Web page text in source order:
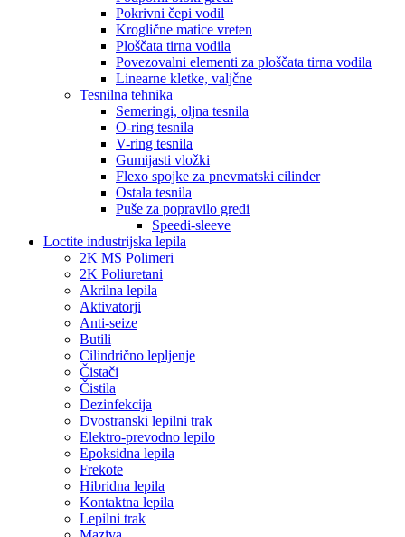
Pokrivni čepi vodil
Kroglične matice vreten
Ploščata tirna vodila
Povezovalni elementi za ploščata tirna vodila
Linearne kletke, valjčne
Tesnilna tehnika
Semeringi, oljna tesnila
O-ring tesnila
V-ring tesnila
Gumijasti vložki
Flexo spojke za pnevmatski cilinder
Ostala tesnila
Puše za popravilo gredi
Speedi-sleeve
Loctite industrijska lepila
2K MS Polimeri
2K Poliuretani
Akrilna lepila
Aktivatorji
Anti-seize
Butili
Cilindrično lepljenje
Čistači
Čistila
Dezinfekcija
Dvostranski lepilni trak
Elektro-prevodno lepilo
Epoksidna lepila
Frekote
Hibridna lepila
Kontaktna lepila
Lepilni trak